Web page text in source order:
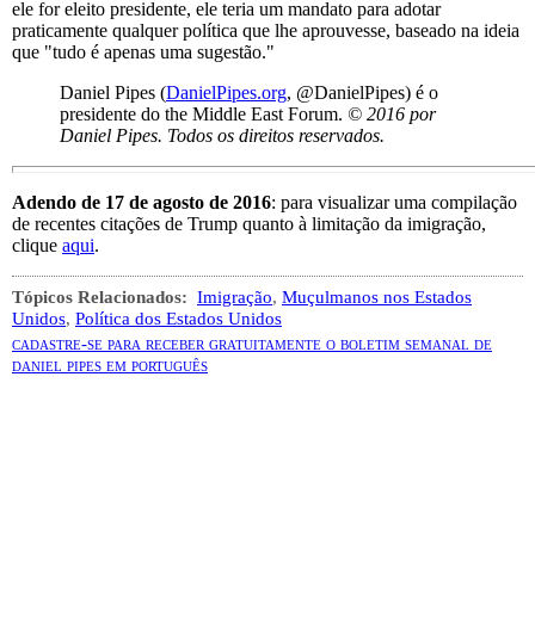
ele for eleito presidente, ele teria um mandato para adotar
praticamente qualquer política que lhe aprouvesse, baseado na ideia
que "tudo é apenas uma sugestão."
Daniel Pipes (DanielPipes.org, @DanielPipes) é o
presidente do the Middle East Forum. © 2016 por
Daniel Pipes. Todos os direitos reservados.
Adendo de 17 de agosto de 2016: para visualizar uma compilação
de recentes citações de Trump quanto à limitação da imigração,
clique aqui.
Tópicos Relacionados: Imigração, Muçulmanos nos Estados
Unidos, Política dos Estados Unidos
cadastre-se para receber gratuitamente o boletim semanal de
daniel pipes em português